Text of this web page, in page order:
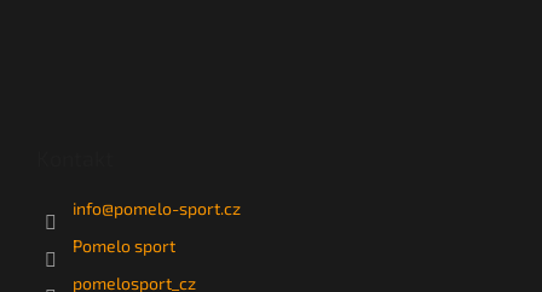
info@pomelo-sport.cz
Pomelo sport
pomelosport_cz